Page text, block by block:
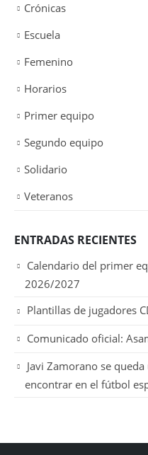
Crónicas
Escuela
Femenino
Horarios
Primer equipo
Segundo equipo
Solidario
Veteranos
ENTRADAS RECIENTES
Calendario del primer
2026/2027
Plantillas de jugadores
Comunicado oficial:
Javi Zamorano se
encontrar en el fútbol